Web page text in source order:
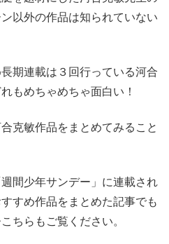
以外の作品は知られていない
期連載は３回行っている河合
もめちゃめちゃ面白い！
克敏作品をまとめてみること
間少年サンデー」に連載され
すめ作品をまとめた記事でも
ちらもご覧ください。